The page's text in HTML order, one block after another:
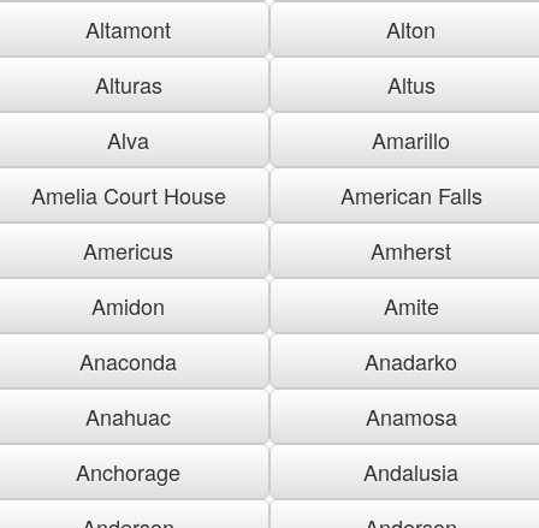
Altamont
Alton
Alturas
Altus
Alva
Amarillo
Amelia Court House
American Falls
Americus
Amherst
Amidon
Amite
Anaconda
Anadarko
Anahuac
Anamosa
Anchorage
Andalusia